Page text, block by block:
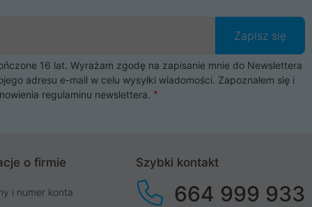
Zapisz się
16 lat. Wyrażam zgodę na zapisanie mnie do Newslettera
adresu e-mail w celu wysyłki wiadomości. Zapoznałem się i
regulaminu newslettera.
o firmie
i numer konta
Szybki kontakt
664 999 933